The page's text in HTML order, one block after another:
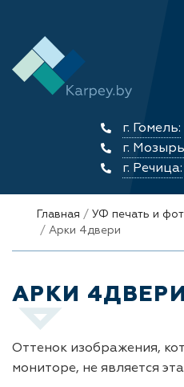
г. Гомель:
г.
г. Речица:
Главная
УФ печать и
Арки 4двери
АРКИ 4ДВЕРИ
Оттенок изображения,
мониторе, не является